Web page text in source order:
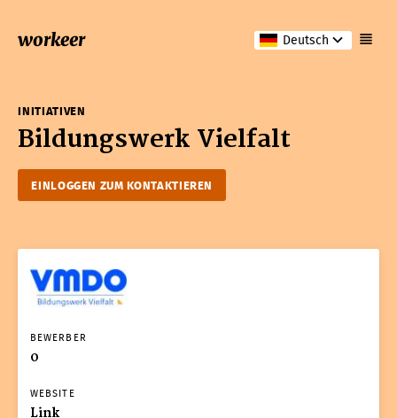
workeer Deutsch
INITIATIVEN
Bildungswerk Vielfalt
EINLOGGEN ZUM KONTAKTIEREN
BEWERBER
0
WEBSITE
Link